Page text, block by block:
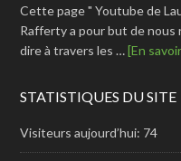
Cette page " Youtube de
Rafferty a pour but de nous
dire à travers les …[En
STATISTIQUES DU SITE
Visiteurs aujourd’hui: 74